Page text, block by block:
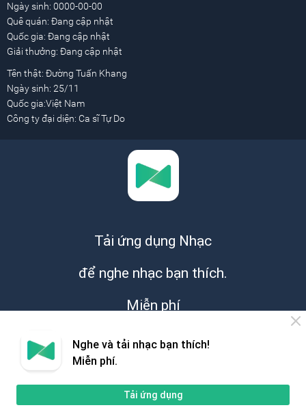
Ngày sinh: 0000-00-00
Quê quán: Đang cập nhật
Quốc gia: Đang cập nhật
Giải thưởng: Đang cập nhật
Tên thật: Đường Tuấn Khang
Ngày sinh: 25/11
Quốc gia:Việt Nam
Công ty đại diện: Ca sĩ Tự Do
Tải ứng dụng Nhạc
để nghe nhạc bạn thích.
Miễn phí
Hỗ trợ
Nghe và tải nhạc bạn thích!
Miễn phí.
Tải ứng dụng